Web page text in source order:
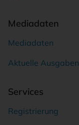
Mediadaten
Mediadaten
Aktuelle Ausgaben
Services
Registrierung